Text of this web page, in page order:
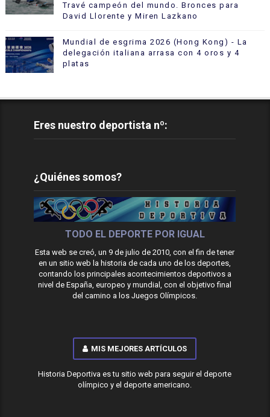
Travé campeón del mundo. Bronces para
David Llorente y Miren Lazkano
Mundial de esgrima 2026 (Hong Kong) - La
delegación italiana arrasa con 4 oros y 4
platas
Eres nuestro deportista nº:
¿Quiénes somos?
TODO EL DEPORTE POR IGUAL
Esta web se creó, un 9 de julio de 2010, con el fin de tener
en un sitio web la historia de cada uno de los deportes,
contando los principales acontecimientos deportivos a
nivel de España, europeo y mundial, con el objetivo final
del camino a los Juegos Olímpicos.
MIS MEJORES ARTÍCULOS
Historia Deportiva es tu sitio web para seguir el deporte
olímpico y el deporte americano.